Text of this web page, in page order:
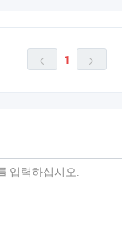
 1 